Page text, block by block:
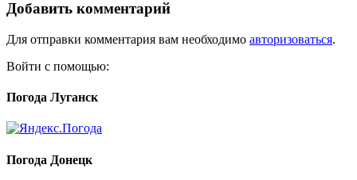
Добавить комментарий
Для отправки комментария вам необходимо авторизоваться.
Войти с помощью:
Погода Луганск
Погода Донецк